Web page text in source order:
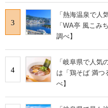
3
「熱海温泉で
「WA亭 風こみ
調べ】
4
「岐阜県で人
は「鶏そば 満つ
べ】